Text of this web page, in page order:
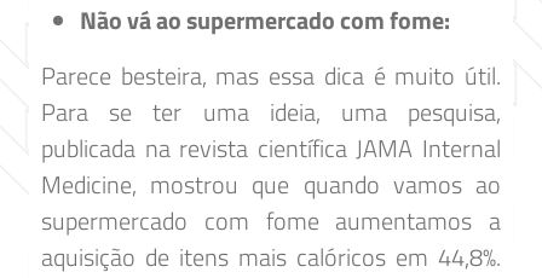
Não vá ao supermercado com fome:
Parece besteira, mas essa dica é muito útil.
Para se ter uma ideia, uma pesquisa,
publicada na revista científica JAMA Internal
Medicine, mostrou que quando vamos ao
supermercado com fome aumentamos a
aquisição de itens mais calóricos em 44,8%.